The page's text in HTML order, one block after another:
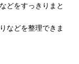
どをすっきりまと
などを整理できま